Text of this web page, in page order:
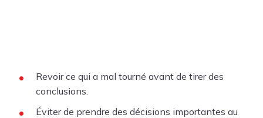
Revoir ce qui a mal tourné avant de tirer des
conclusions.
Éviter de prendre des décisions importantes au